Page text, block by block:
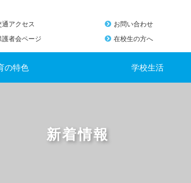
通アクセス お問い合わせ
護者会ページ
在校生の方へ
の特色 学校生活
新着情報